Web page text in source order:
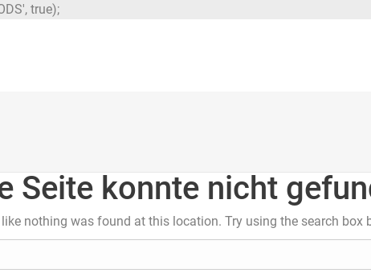
true);
Seite konnte nicht
nothing was found at this location. Try using the search box